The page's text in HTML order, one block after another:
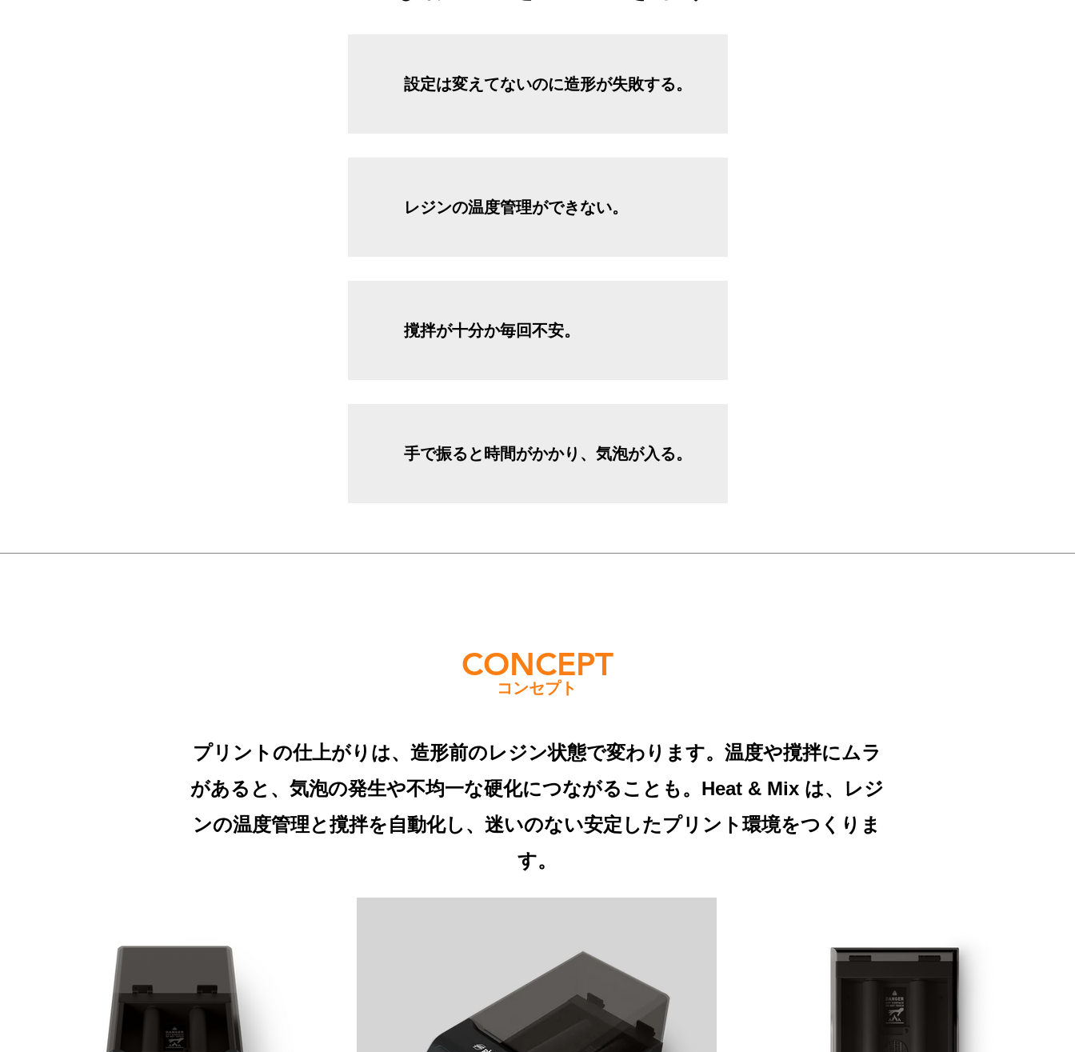
設定は変えてないのに造形が失敗する​。
レジンの温度管理ができない。
​撹拌が十分か毎回不安。
手で振ると時間がかかり、気泡が入る。
CONCEPT
コンセプト
プリントの仕上がりは、造形前のレジン状態で変わります。温度や撹拌にムラ
があると、気泡の発生や不均一な硬化につながることも。Heat & Mix は、レジ
ンの温度管理と撹拌を自動化し、迷いのない安定したプリント環境をつくりま
す。